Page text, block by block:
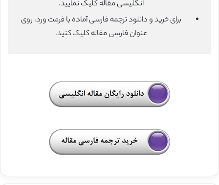
انگلیسی مقاله کلیک نمایید.
برای خرید و دانلود ترجمه فارسی آماده با فرمت ورد، روی
عنوان فارسی مقاله کلیک کنید.